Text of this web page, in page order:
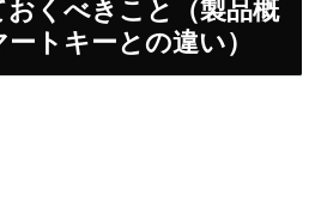
くべきこと（製品概
トキーとの違い）